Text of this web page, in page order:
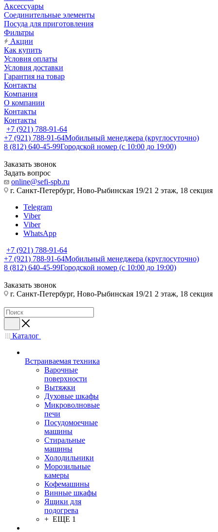
Аксессуары
Соединительные элементы
Посуда для приготовления
Фильтры
Акции
Как купить
Условия оплаты
Условия доставки
Гарантия на товар
Контакты
Компания
О компании
Контакты
Контакты
+7 (921) 788-91-64
+7 (921) 788-91-64Мобильный менеджера (круглосуточно)
8 (812) 640-45-99Городской номер (с 10:00 до 19:00)
Заказать звонок
Задать вопрос
online@sefi-spb.ru
г. Санкт-Петербург, Ново-Рыбинская 19/21 2 этаж, 18 секция
Telegram
Viber
Viber
WhatsApp
+7 (921) 788-91-64
+7 (921) 788-91-64Мобильный менеджера (круглосуточно)
8 (812) 640-45-99Городской номер (с 10:00 до 19:00)
Заказать звонок
г. Санкт-Петербург, Ново-Рыбинская 19/21 2 этаж, 18 секция
Каталог
Встраиваемая техника
Варочные
поверхности
Вытяжки
Духовые шкафы
Микроволновые
печи
Посудомоечные
машины
Стиральные
машины
Холодильники
Морозильные
камеры
Кофемашины
Винные шкафы
Ящики для
подогрева
+ ЕЩЕ 1